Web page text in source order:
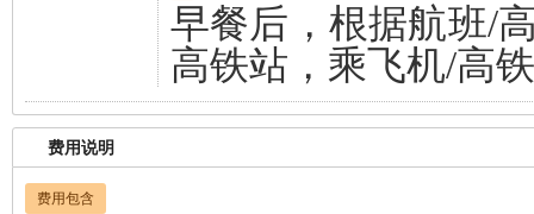
早餐后，根据航班/
高铁站，乘飞机/高
费用说明
费用包含